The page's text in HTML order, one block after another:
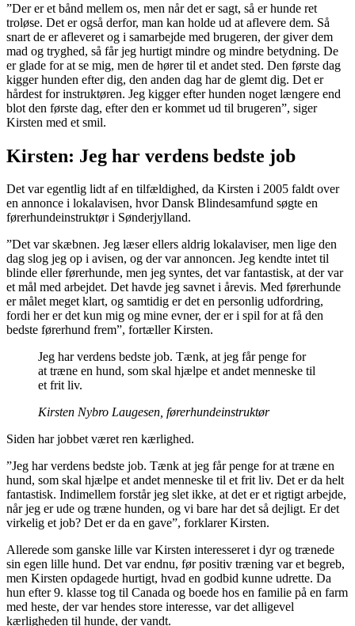
”Der er et bånd mellem os, men når det er sagt, så er hunde ret
troløse. Det er også derfor, man kan holde ud at aflevere dem. Så
snart de er afleveret og i samarbejde med brugeren, der giver dem
mad og tryghed, så får jeg hurtigt mindre og mindre betydning. De
er glade for at se mig, men de hører til et andet sted. Den første dag
kigger hunden efter dig, den anden dag har de glemt dig. Det er
hårdest for instruktøren. Jeg kigger efter hunden noget længere end
blot den første dag, efter den er kommet ud til brugeren”, siger
Kirsten med et smil.
Kirsten: Jeg har verdens bedste job
Det var egentlig lidt af en tilfældighed, da Kirsten i 2005 faldt over
en annonce i lokalavisen, hvor Dansk Blindesamfund søgte en
førerhundeinstruktør i Sønderjylland.
”Det var skæbnen. Jeg læser ellers aldrig lokalaviser, men lige den
dag slog jeg op i avisen, og der var annoncen. Jeg kendte intet til
blinde eller førerhunde, men jeg syntes, det var fantastisk, at der var
et mål med arbejdet. Det havde jeg savnet i årevis. Med førerhunde
er målet meget klart, og samtidig er det en personlig udfordring,
fordi her er det kun mig og mine evner, der er i spil for at få den
bedste førerhund frem”, fortæller Kirsten.
Jeg har verdens bedste job. Tænk, at jeg får penge for
at træne en hund, som skal hjælpe et andet menneske til
et frit liv.
Kirsten Nybro Laugesen, førerhundeinstruktør
Siden har jobbet været ren kærlighed.
”Jeg har verdens bedste job. Tænk at jeg får penge for at træne en
hund, som skal hjælpe et andet menneske til et frit liv. Det er da helt
fantastisk. Indimellem forstår jeg slet ikke, at det er et rigtigt arbejde,
når jeg er ude og træne hunden, og vi bare har det så dejligt. Er det
virkelig et job? Det er da en gave”, forklarer Kirsten.
Allerede som ganske lille var Kirsten interesseret i dyr og trænede
sin egen lille hund. Det var endnu, før positiv træning var et begreb,
men Kirsten opdagede hurtigt, hvad en godbid kunne udrette. Da
hun efter 9. klasse tog til Canada og boede hos en familie på en farm
med heste, der var hendes store interesse, var det alligevel
kærligheden til hunde, der vandt.